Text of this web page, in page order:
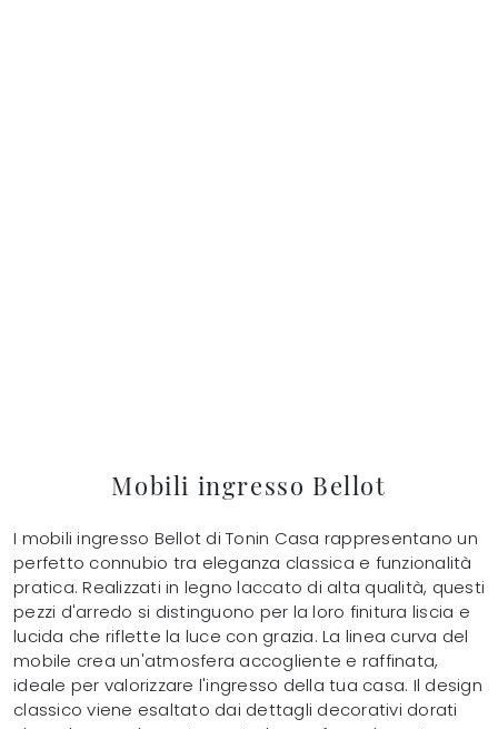
Mobili ingresso Bellot
I mobili ingresso Bellot di Tonin Casa rappresentano un
perfetto connubio tra eleganza classica e funzionalità
pratica. Realizzati in legno laccato di alta qualità, questi
pezzi d'arredo si distinguono per la loro finitura liscia e
lucida che riflette la luce con grazia. La linea curva del
mobile crea un'atmosfera accogliente e raffinata,
ideale per valorizzare l'ingresso della tua casa. Il design
classico viene esaltato dai dettagli decorativi dorati